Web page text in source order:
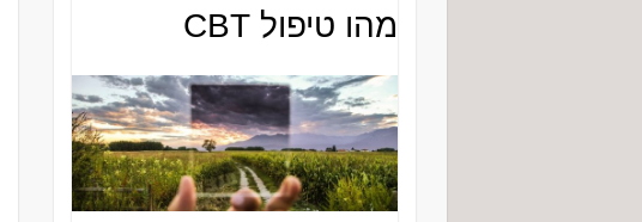
מהו טיפול CBT